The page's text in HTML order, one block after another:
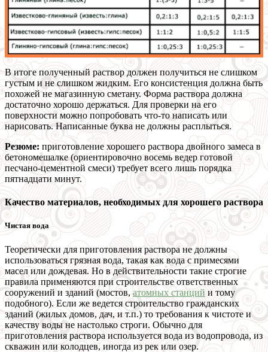
В итоге полученный раствор должен получиться не слишком
густым и не слишком жидким. Его консистенция должна быть
похожей не магазинную сметану. Форма раствора должна
достаточно хорошо держаться. Для проверки на его
поверхности можно попробовать что-то написать или
нарисовать. Написанные буква не должны расплыться.
Резюме: приготовление хорошего раствора двойного замеса в
бетономешалке (ориентировочно восемь ведер готовой
песчано-цементной смеси) требует всего лишь порядка
пятнадцати минут.
Качество материалов, необходимых для хорошего раствора
Чистая вода
Теоретически для приготовления раствора не должны
использоваться грязная вода, такая как вода с примесями
масел или дождевая. Но в действительности такие строгие
правила применяются при строительстве ответственных
сооружений и зданий (мостов, атомных станций и тому
подобного). Если же ведется строительство гражданских
зданий (жилых домов, дач, и т.п.) то требования к чистоте и
качеству воды не настолько строги. Обычно для
приготовления раствора используется вода из водопровода, из
скважин или колодцев, иногда из рек или озер.